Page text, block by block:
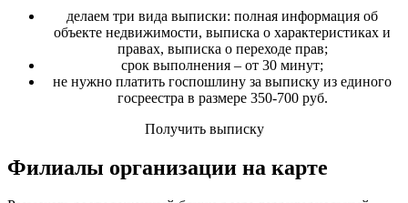
делаем три вида выписки: полная информация об
объекте недвижимости, выписка о характеристиках и
правах, выписка о переходе прав;
срок выполнения – от 30 минут;
не нужно платить госпошлину за выписку из единого
госреестра в размере 350-700 руб.
Получить выписку
Филиалы организации на карте